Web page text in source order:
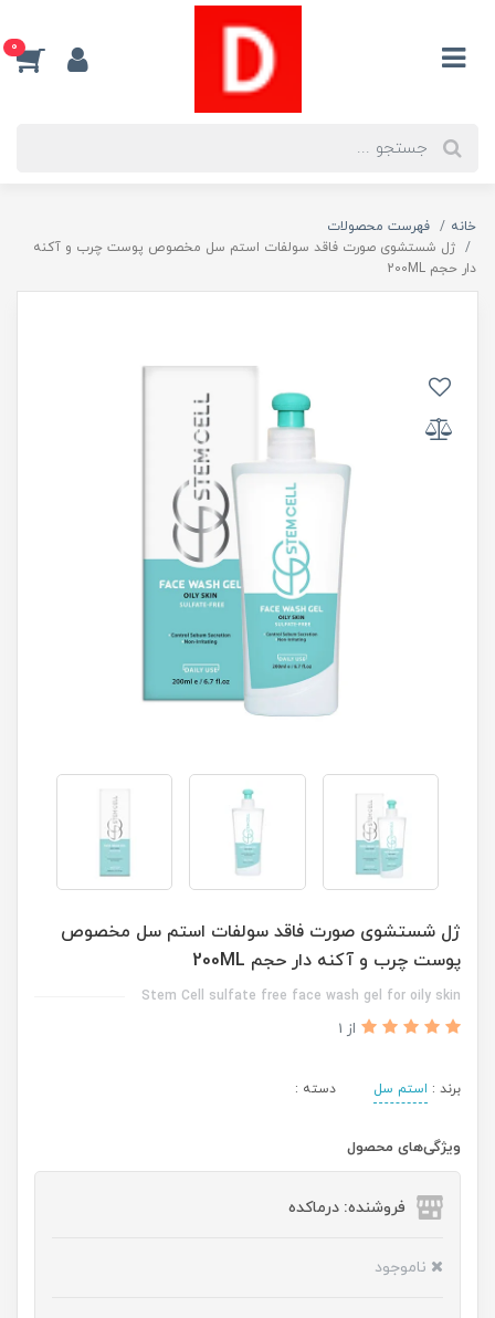
0
خانه
فهرست محصولات
ژل شستشوی صورت فاقد سولفات استم سل مخصوص پوست چرب و آکنه
دار حجم 200ML
ژل شستشوی صورت فاقد سولفات استم سل مخصوص
پوست چرب و آکنه دار حجم 200ML
Stem Cell sulfate free face wash gel for oily skin
از 1
برند : استم سل دسته :
ویژگی‌های محصول
فروشنده: درماکده
ناموجود